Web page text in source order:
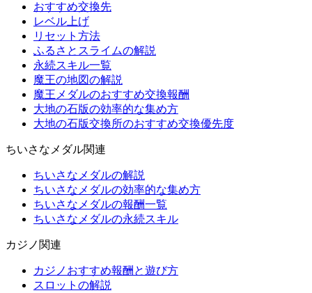
おすすめ交換先
レベル上げ
リセット方法
ふるさとスライムの解説
永続スキル一覧
魔王の地図の解説
魔王メダルのおすすめ交換報酬
大地の石版の効率的な集め方
大地の石版交換所のおすすめ交換優先度
ちいさなメダル関連
ちいさなメダルの解説
ちいさなメダルの効率的な集め方
ちいさなメダルの報酬一覧
ちいさなメダルの永続スキル
カジノ関連
カジノおすすめ報酬と遊び方
スロットの解説